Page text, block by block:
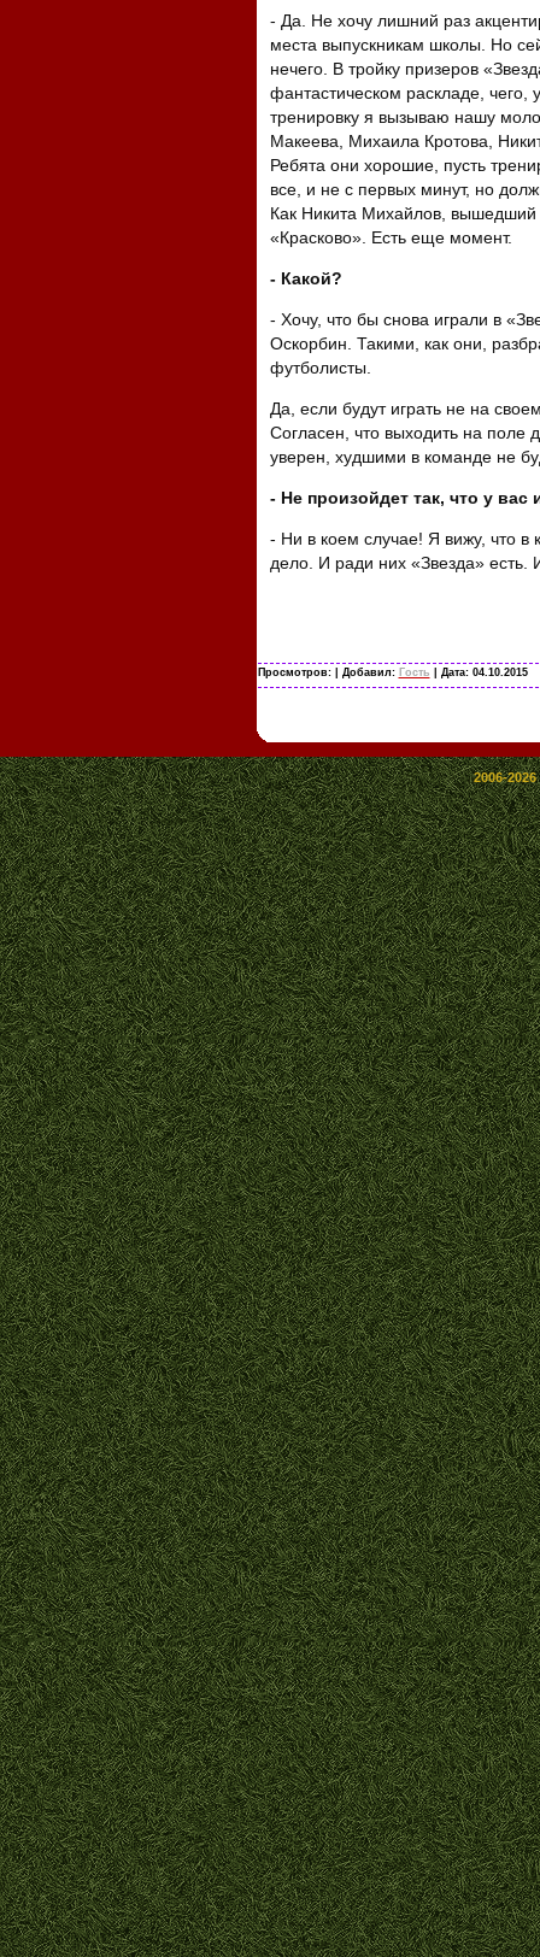
- Да. Не хочу лишний раз
места выпускникам школы. Но
нечего. В тройку призеров
фантастическом раскладе,
тренировку я вызываю нашу
Макеева, Михаила Кротова,
Ребята они хорошие, пусть
все, и не с первых минут, но
Как Никита Михайлов, вышедший
«Красково». Есть еще момент.
- Какой?
- Хочу, что бы снова играли в
Оскорбин. Такими, как они,
футболисты.
Да, если будут играть не на
Согласен, что выходить на
уверен, худшими в команде не
- Не произойдет так, что у вас
- Ни в коем случае! Я вижу, что
дело. И ради них «Звезда» есть.
Просмотров: | Добавил: Гость | Дата: 04.10.2015
2006-